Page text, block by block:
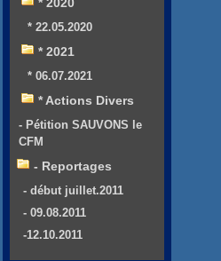
* 2020
* 22.05.2020
* 2021
* 06.07.2021
* Actions Divers
- Pétition SAUVONS le
CFM
- Reportages
- début juillet.2011
- 09.08.2011
-12.10.2011